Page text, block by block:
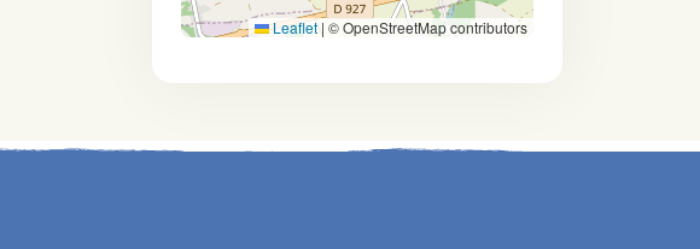
Leaflet | © OpenStreetMap contributors